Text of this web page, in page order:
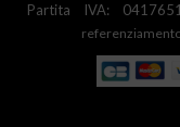
Partita IVA: